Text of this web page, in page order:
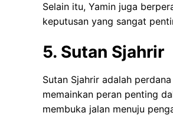
Selain itu, Yamin juga
keputusan yang sangat
5. Sutan Sjahrir
Sutan Sjahrir adalah
memainkan peran penting
membuka jalan menuju